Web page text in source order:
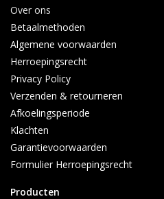
Over ons
Betaalmethoden
Algemene voorwaarden
Herroepingsrecht
Privacy Policy
Verzenden & retourneren
Afkoelingsperiode
Klachten
Garantievoorwaarden
Formulier Herroepingsrecht
Producten